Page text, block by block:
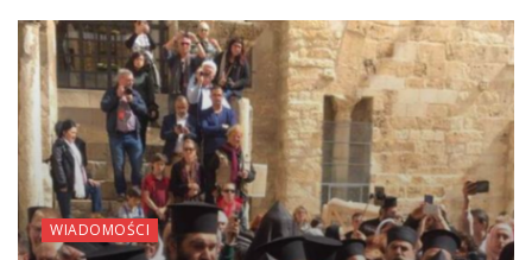
WIADOMOŚCI